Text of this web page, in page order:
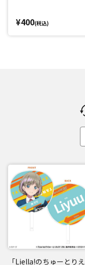
¥400(税込)
「Liella!のちゅーとりえ